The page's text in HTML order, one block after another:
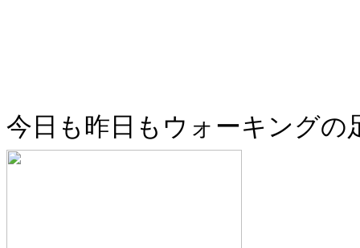
今日も昨日もウォーキング